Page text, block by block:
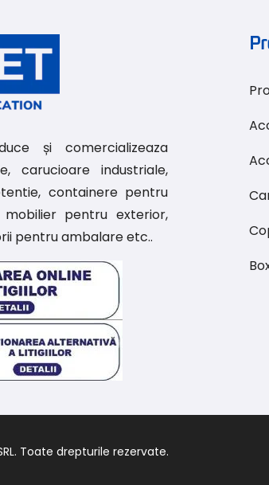
și comercializeaza
carucioare industriale,
containere pentru
pentru exterior,
pentru ambalare etc..
Toate drepturile rezervate.